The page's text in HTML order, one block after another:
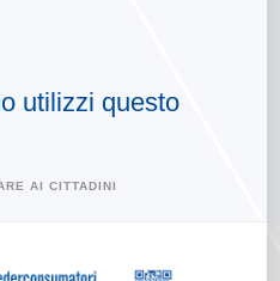
utilizzi questo
AI CITTADINI